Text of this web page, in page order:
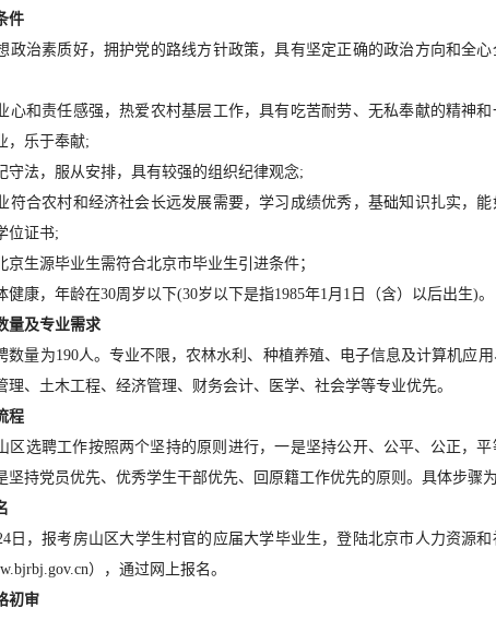
件
政治素质好，拥护党的路线方针政策，具有坚定正确的政治方向和全
心和责任感强，热爱农村基层工作，具有吃苦耐劳、无私奉献的精神
，乐于奉献;
守法，服从安排，具有较强的组织纪律观念;
符合农村和经济社会长远发展需要，学习成绩优秀，基础知识扎实，
位证书;
京生源毕业生需符合北京市毕业生引进条件；
健康，年龄在30周岁以下(30岁以下是指1985年1月1日（含）以后出生)。
量及专业需求
数量为190人。专业不限，农林水利、种植养殖、电子信息及计算机应
理、土木工程、经济管理、财务会计、医学、社会学等专业优先。
程
区选聘工作按照两个坚持的原则进行，一是坚持公开、公平、公正，
坚持党员优先、优秀学生干部优先、回原籍工作优先的原则。具体步骤
日，报考房山区大学生村官的应届大学毕业生，登陆北京市人力资源
），通过网上报名。
初审